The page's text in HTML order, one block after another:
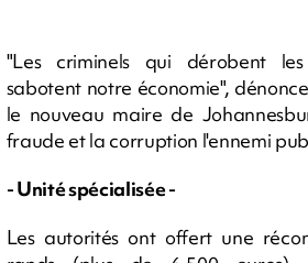
"Les criminels qui dérobent
sabotent notre économie",
le nouveau maire de
fraude et la corruption l'ennemi
- Unité spécialisée -
Les autorités ont offert une